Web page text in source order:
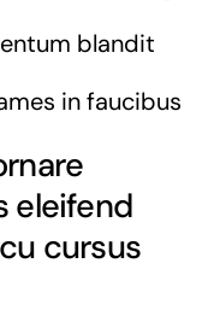
blandit
in faucibus
eleifend
cursus